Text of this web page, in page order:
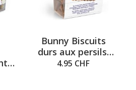
5 sur 5 étoilesBunny Biscuits
durs aux persils,
50g
4.95 CHF